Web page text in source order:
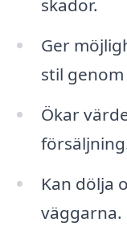
skador.
Ger
stil
Ökar
Kan dölja
väggarna.